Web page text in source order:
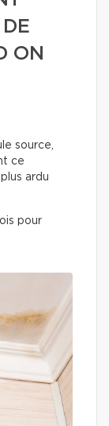
ON
source,
ce
ardu
pour